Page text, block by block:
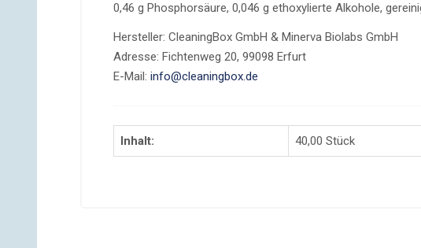
0,46 g Phosphorsäure, 0,046 g ethoxylierte Alkohole,
Hersteller: CleaningBox GmbH & Minerva Biolabs GmbH
Adresse: Fichtenweg 20, 99098 Erfurt
E-Mail: info@cleaningbox.de
Inhalt: 40,00 Stück